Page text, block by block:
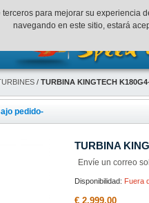
Mi cuenta Finalizar
/ TURBINA KINGTECH
pedido-
TURBINA
Envíe un correo
Disponibilidad: Fuera
€ 2.999,00
para mejorar su
navegando en este sitio, estará